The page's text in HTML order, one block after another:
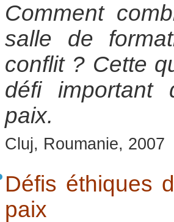
Comment
salle de
conflit ? Cette
défi important
paix.
Cluj, Roumanie, 2007
Défis éthiques
paix